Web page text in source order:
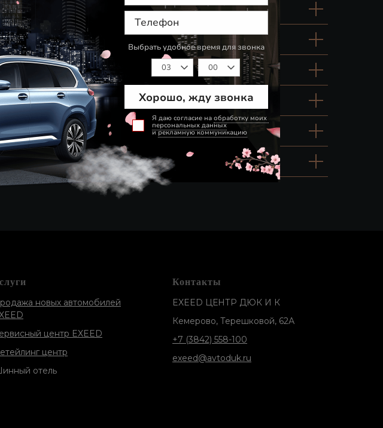
новых автомобилей
центр EXEED
центр
отель
Контакты
EXEED ЦЕНТР ДЮК И К
Кемерово, Терешковой, 62А
+7 (3842) 558-100
exeed@avtoduk.ru